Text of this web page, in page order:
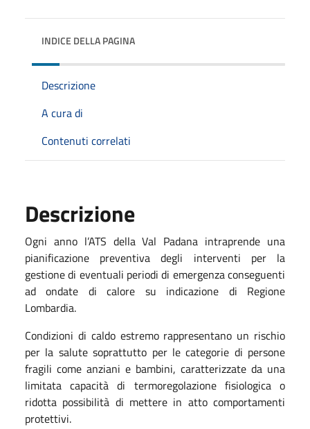
INDICE DELLA PAGINA
Descrizione
A cura di
Contenuti correlati
Descrizione
Ogni anno l’ATS della Val Padana intraprende una
pianificazione preventiva degli interventi per la
gestione di eventuali periodi di emergenza conseguenti
ad ondate di calore su indicazione di Regione
Lombardia.
Condizioni di caldo estremo rappresentano un rischio
per la salute soprattutto per le categorie di persone
fragili come anziani e bambini, caratterizzate da una
limitata capacità di termoregolazione fisiologica o
ridotta possibilità di mettere in atto comportamenti
protettivi.